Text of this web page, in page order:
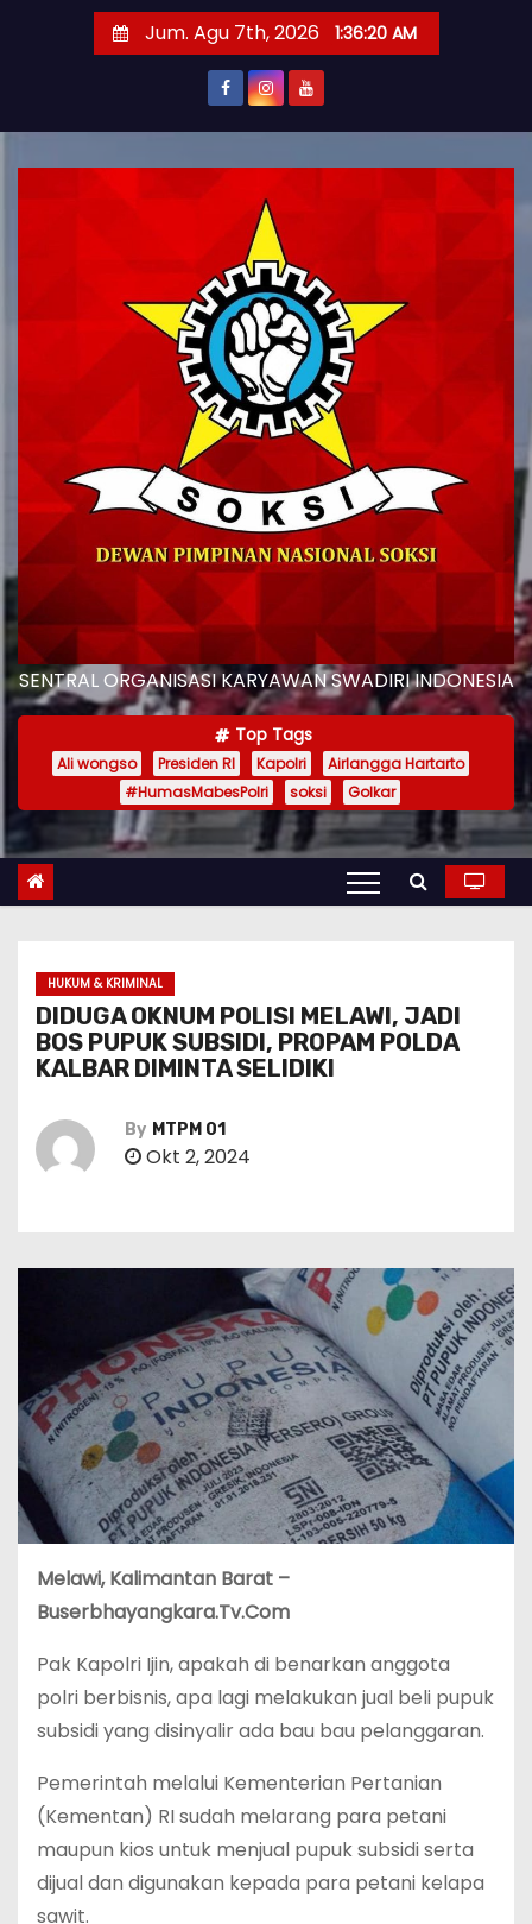
Jum. Agu 7th, 2026 1:36:21 AM
SENTRAL ORGANISASI KARYAWAN SWADIRI INDONESIA
Top Tags
Ali wongso Presiden RI Kapolri
Airlangga Hartarto
#HumasMabesPolri
soksi Golkar
HUKUM & KRIMINAL
DIDUGA OKNUM POLISI MELAWI, JADI
BOS PUPUK SUBSIDI, PROPAM POLDA
KALBAR DIMINTA SELIDIKI
By MTPM 01
Okt 2, 2024
Melawi, Kalimantan Barat –
Buserbhayangkara.Tv.Com
Pak Kapolri Ijin, apakah di benarkan anggota
polri berbisnis, apa lagi melakukan jual beli pupuk
subsidi yang disinyalir ada bau bau pelanggaran.
Pemerintah melalui Kementerian Pertanian
(Kementan) RI sudah melarang para petani
maupun kios untuk menjual pupuk subsidi serta
dijual dan digunakan kepada para petani kelapa
sawit.